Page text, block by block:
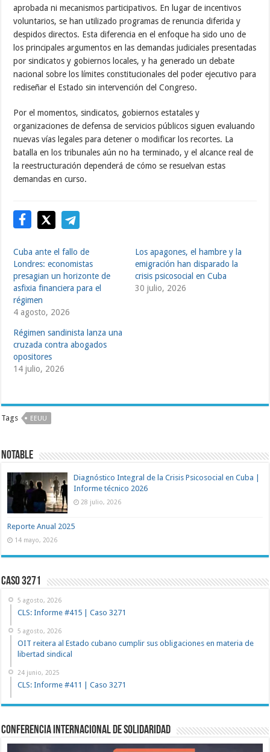
aprobada ni mecanismos participativos. En lugar de incentivos
voluntarios, se han utilizado programas de renuncia diferida y
despidos directos. Esta diferencia en el enfoque ha sido uno de
los principales argumentos en las demandas judiciales presentadas
por sindicatos y gobiernos locales, y ha generado un debate
nacional sobre los límites constitucionales del poder ejecutivo para
rediseñar el Estado sin intervención del Congreso.
Por el momentos, sindicatos, gobiernos estatales y
organizaciones de defensa de servicios públicos siguen evaluando
nuevas vías legales para detener o modificar los recortes. La
batalla en los tribunales aún no ha terminado, y el alcance real de
la reestructuración dependerá de cómo se resuelvan estas
demandas en curso.
Cuba ante el fallo de
Londres: economistas
presagian un horizonte de
asfixia financiera para el
régimen
4 agosto, 2026
Los apagones, el hambre y la
emigración han disparado la
crisis psicosocial en Cuba
30 julio, 2026
Régimen sandinista lanza una
cruzada contra abogados
opositores
14 julio, 2026
Tags EEUU
NOTABLE
Diagnóstico Integral de la Crisis Psicosocial en Cuba |
Informe técnico 2026
28 julio, 2026
Reporte Anual 2025
14 mayo, 2026
Caso 3271
5 agosto, 2026
CLS: Informe #415 | Caso 3271
5 agosto, 2026
OIT reitera al Estado cubano cumplir sus obligaciones en materia de
libertad sindical
24 junio, 2025
CLS: Informe #411 | Caso 3271
Conferencia Internacional de Solidaridad